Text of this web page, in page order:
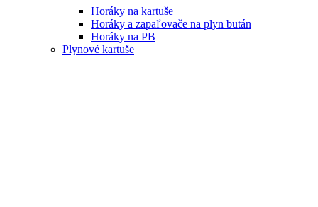
Horáky na kartuše
Horáky a zapaľovače na plyn bután
Horáky na PB
Plynové kartuše